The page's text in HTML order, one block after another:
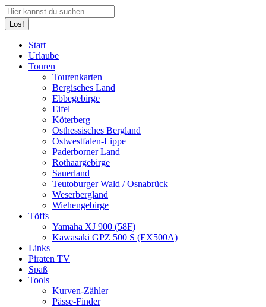
Search:
page
opens
page
opens
page
opens
Start
Urlaube
Touren
Tourenkarten
Bergisches Land
Ebbegebirge
Eifel
Köterberg
Osthessisches Bergland
Ostwestfalen-Lippe
Paderborner Land
Rothaargebirge
Sauerland
Teutoburger Wald / Osnabrück
Weserbergland
Wiehengebirge
Töffs
Yamaha XJ 900 (58F)
Kawasaki GPZ 500 S (EX500A)
Links
Piraten TV
Spaß
Tools
Kurven-Zähler
Pässe-Finder